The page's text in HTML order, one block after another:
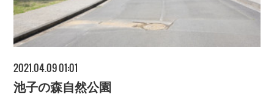
2021.04.09 01:01
池子の森自然公園